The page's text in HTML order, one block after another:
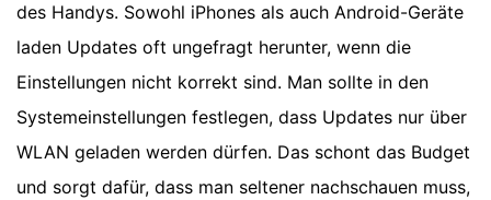
des Handys. Sowohl iPhones als auch Android-Geräte
laden Updates oft ungefragt herunter, wenn die
Einstellungen nicht korrekt sind. Man sollte in den
Systemeinstellungen festlegen, dass Updates nur über
WLAN geladen werden dürfen. Das schont das Budget
und sorgt dafür, dass man seltener nachschauen muss,